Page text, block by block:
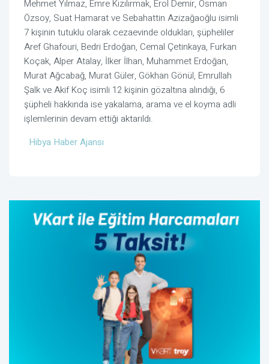
Mehmet Yılmaz, Emre Kızılırmak, Erol Demir, Osman
Özsoy, Suat Hamarat ve Sebahattin Azizağaoğlu isimli
7 kişinin tutuklu olarak cezaevinde oldukları, şüpheliler
Aref Ghafouri, Bedri Erdoğan, Cemal Çetinkaya, Furkan
Koçak, Alper Atalay, İlker İlhan, Muhammet Erdoğan,
Murat Ağcabağ, Murat Güler, Gökhan Gönül, Emrullah
Şalk ve Akif Koç isimli 12 kişinin gözaltına alındığı, 6
şüpheli hakkında ise yakalama, arama ve el koyma adli
işlemlerinin devam ettiği aktarıldı.
Hibya Haber Ajansı